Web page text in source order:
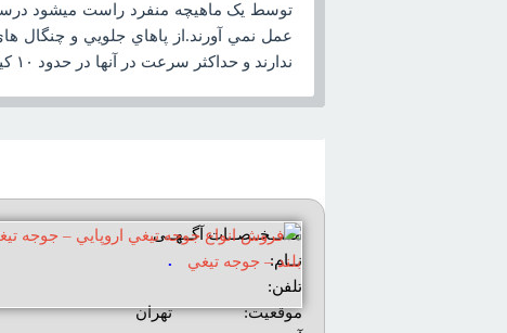
توسط يک ماهيچه منفرد راست ميشود درست
عمل نمي آورند.از پاهاي جلويي و چنگال
ندارند و حداکثر سرعت در آنها در حدود ۱۰ کيلومتر بر ساعت است اما آنها قادرند به آساني از موانعي چون سيم هاي خاردار عبور کنند
مشــخــصــات آگــهــی
نــام:
.
تلفن:
موقعیت:
تهران